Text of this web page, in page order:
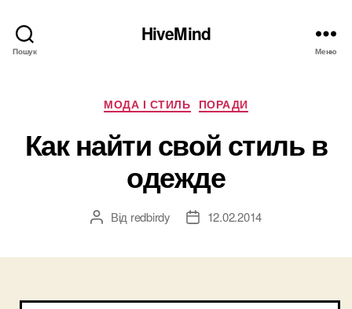
Пошук
HiveMind
Меню
Категорії
МОДА І СТИЛЬ ПОРАДИ
Как найти свой стиль в
одежде
Автор
Від redbirdy
Дата12.02.2014